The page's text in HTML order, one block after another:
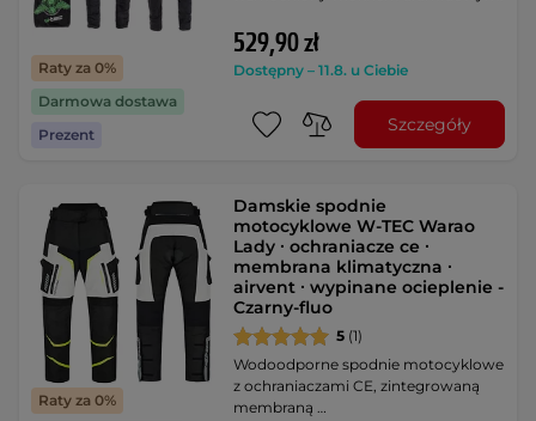
Raty za 0%
Darmowa dostawa
Prezent
529,90 zł
Dostępny – 11.8. u Ciebie
Szczegóły
Raty za 0%
Damskie spodnie
motocyklowe W-TEC Warao
Lady ∙ ochraniacze ce ∙
membrana klimatyczna ∙
airvent ∙ wypinane ocieplenie -
Czarny-fluo
5 (1)
Wodoodporne spodnie motocyklowe
z ochraniaczami CE, zintegrowaną
membraną …